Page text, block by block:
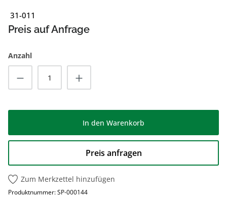
31-011
Preis auf Anfrage
Anzahl
Produkt Anzahl: Gib den gewünschten
In den Warenkorb
Preis anfragen
Zum Merkzettel hinzufügen
Produktnummer:SP-000144